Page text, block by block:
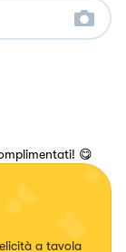
😋
a tavola